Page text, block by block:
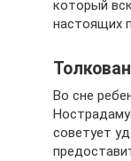
который
настоящих
Во сне
советует